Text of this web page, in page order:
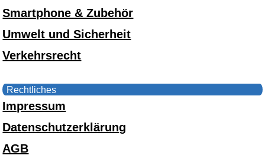
Smartphone & Zubehör
Umwelt und Sicherheit
Verkehrsrecht
Rechtliches
Impressum
Datenschutzerklärung
AGB